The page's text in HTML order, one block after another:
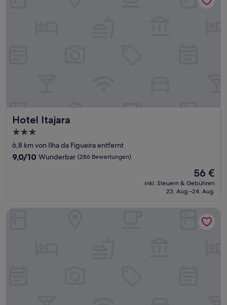
Hotel Itajara
Hotel Itajara
3.0-
Sterne-
Unterkunft
6,8 km von Ilha da Figueira entfernt
9.0
9,0/10 Wunderbar (286 Bewertungen)
Der
Preis
beträgt
56 €
inkl. Steuern & Gebühren
23. Aug.–24. Aug.
Kayrós Business Hotel